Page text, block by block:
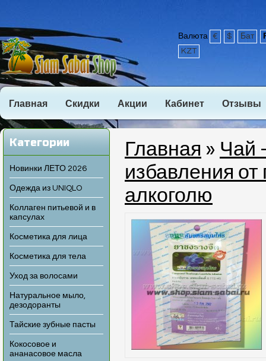
Валюта € $ Бат
KZT
Главная Скидки Акции Кабинет Отзывы
Категории
Новинки ЛЕТО 2026
Одежда из UNIQLO
Коллаген питьевой и в
капсулах
Косметика для лица
Косметика для тела
Уход за волосами
Натуральное мыло,
дезодоранты
Тайские зубные пасты
Кокосовое и
ананасовое масла
Главная » Чай
избавления от
алкоголю